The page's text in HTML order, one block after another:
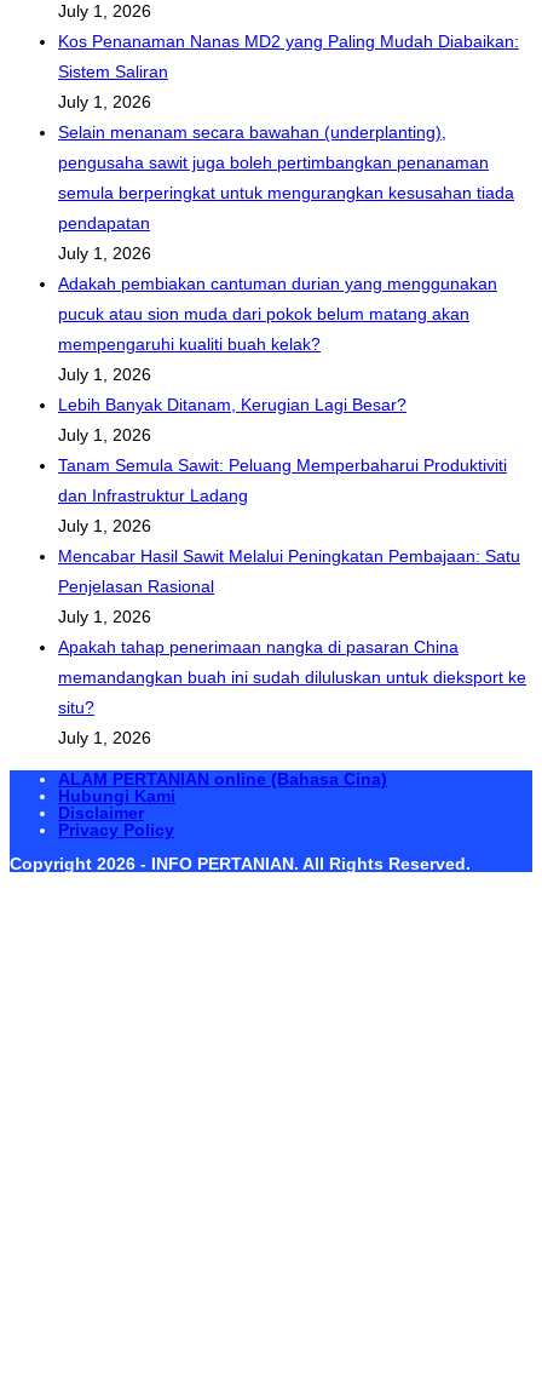
July 1, 2026
Kos Penanaman Nanas MD2 yang Paling Mudah Diabaikan:
Sistem Saliran
July 1, 2026
Selain menanam secara bawahan (underplanting),
pengusaha sawit juga boleh pertimbangkan penanaman
semula berperingkat untuk mengurangkan kesusahan tiada
pendapatan
July 1, 2026
Adakah pembiakan cantuman durian yang menggunakan
pucuk atau sion muda dari pokok belum matang akan
mempengaruhi kualiti buah kelak?
July 1, 2026
Lebih Banyak Ditanam, Kerugian Lagi Besar?
July 1, 2026
Tanam Semula Sawit: Peluang Memperbaharui Produktiviti
dan Infrastruktur Ladang
July 1, 2026
Mencabar Hasil Sawit Melalui Peningkatan Pembajaan: Satu
Penjelasan Rasional
July 1, 2026
Apakah tahap penerimaan nangka di pasaran China
memandangkan buah ini sudah diluluskan untuk dieksport ke
situ?
July 1, 2026
ALAM PERTANIAN online (Bahasa Cina)
Hubungi Kami
Disclaimer
Privacy Policy
Copyright 2026 - INFO PERTANIAN. All Rights Reserved.